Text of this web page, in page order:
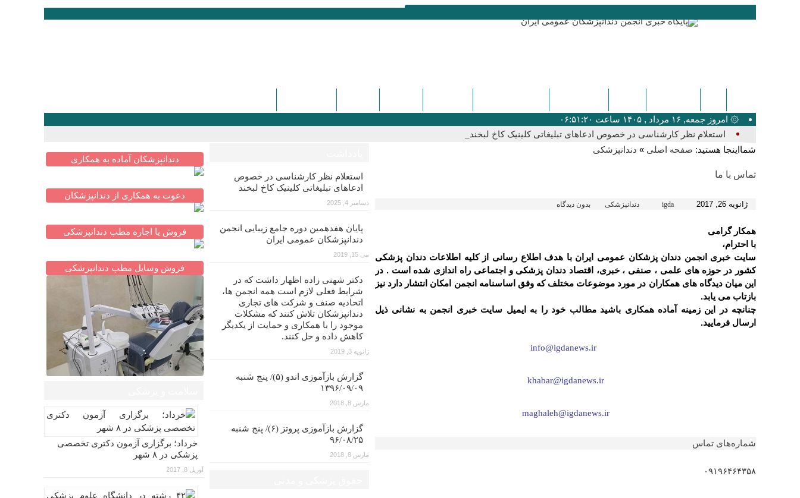
۞ امروز جمعه, ۱۶ مرداد , ۱۴۰۵ ساعت ۰۶:۵۱:۲۰
استعلام نظر کارشناسی در خصوص ادعاهای تبلیغاتی کلینیک کاخ لبخند_
شمااینجا هستید: صفحه اصلی » دندانپزشکی
تماس با ما
ژانویه 26, 2017 igda دندانپزشکی بدون دیدگاه
همکار گرامی
با احترام،
سایت خبری انجمن دندان پزشکان عمومی ایران با هدف اطلاع رسانی از کلیه اطلاعات دندان پزشکی
کشور در حوزه های علمی ، صنفی ، خبری، اقتصاد دندان پزشکی و اجتماعی راه اندازی شده است . در
این میان دیدگاه های همکاران در مورد موضوعات مختلف که وفق اساسنامه انجمن امکان انتشار دارد نیز
بازتاب می یابد.
چنانچه در این زمینه آماده همکاری باشید مطالب خود را به ایمیل سایت خبری انجمن به نشانی ذیل
ارسال فرمایید.
info@igdanews.ir
khabar@igdanews.ir
maghaleh@igdanews.ir
شماره‌های تماس
۰۹۱۹۶۴۶۴۳۵۸
استعلام نظر کارشناسی در خصوص
ادعاهای تبلیغاتی کلینیک کاخ لبخند
دسامبر 4, 2025
پایان هفدهمین دوره جامع زیبایی انجمن
دندانپزشکان عمومی ایران
می 15, 2019
دکتر شهنی زاده اظهار داشت که در
شرایط فعلی لازم است همه انجمن ها،
اتحادیه صنف و شرکت های تجاری
دندانپزشکان تلاش کنند که مشکلات
موجود را با همکاری و حمایت از یکدیگر
کاهش داده و حل کنند.
ژانویه 3, 2019
گزارش بازآموزی اندو (۵)/ پنج شنبه
۱۳۹۶/۰۹/۰۹
مارس 8, 2018
گزارش بازآموزی پروتز (۶)/ پنج شنبه
۹۶/۰۸/۲۵
مارس 8, 2018
دندانپزشکان آماده به همکاری
دعوت به همکاری از دندانپزشکان
فروش یا اجاره مطب دندانپزشکی
فروش وسایل مطب دندانپزشکی
خرداد؛ برگزاری آزمون دکتری تخصصی
پزشکی در ۸ شهر
آوریل 8, 2017